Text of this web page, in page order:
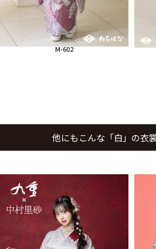
M-602
他にもこんな「白」の衣